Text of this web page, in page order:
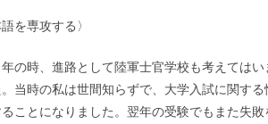
語を専攻する〉
の時、進路として陸軍士官学校も考えては
当時の私は世間知らずで、大学入試に関す
ることになりました。翌年の受験でもまた失